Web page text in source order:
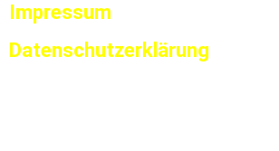
Impressum
Datenschutzerklärung